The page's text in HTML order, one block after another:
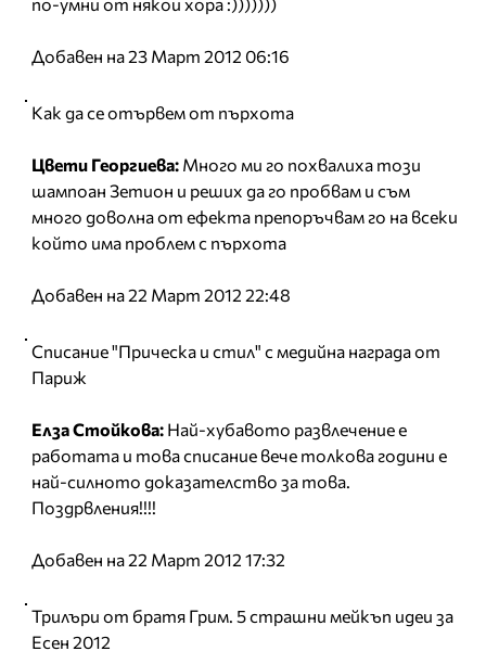
по-умни от някои хора :)))))))
Добавен на 23 Март 2012 06:16
Как да се отървем от пърхота
Цвети Георгиева: Много ми го похвалиха този
шампоан Зетион и реших да го пробвам и съм
много доволна от ефекта препоръчвам го на всеки
който има проблем с пърхота
Добавен на 22 Март 2012 22:48
Списание "Прическа и стил" с медийна награда от
Париж
Елза Стойкова: Най-хубавото развлечение е
работата и това списание вече толкова години е
най-силното доказателство за това.
Поздрвления!!!!
Добавен на 22 Март 2012 17:32
Трилъри от братя Грим. 5 страшни мейкъп идеи за
Есен 2012